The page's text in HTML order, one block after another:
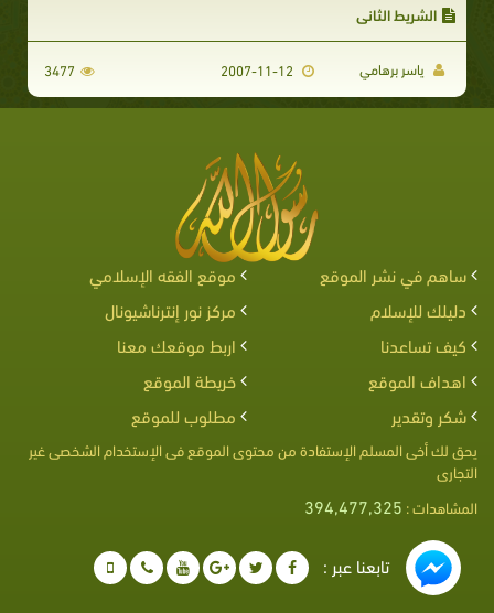
الشريط الثاني
ياسر برهامي 3477
ساهم في نشر الموقع
موقع الفقه الإسلامي
دليلك للإسلام
مركز نور إنترناشيونال
كيف تساعدنا
اربط موقعك معنا
اهداف الموقع
خريطة الموقع
شكر وتقدير
مطلوب للموقع
يحق لك أخى المسلم الإستفادة من محتوى الموقع فى الإستخدام الشخصى غير
التجارى
المشاهدات : 394,477,325
تابعنا عبر :